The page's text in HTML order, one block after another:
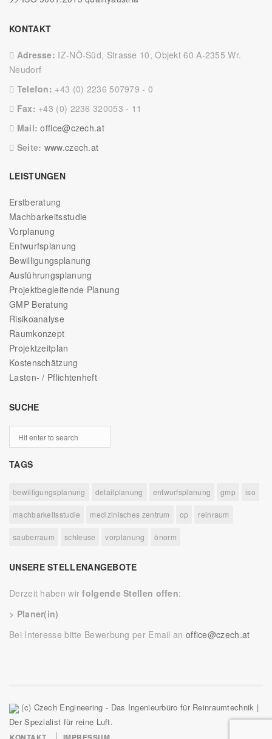
KONTAKT
Adresse: IZ-NÖ-Süd, Strasse 10, Objekt 60 A-2355 Wr.
Neudorf
Telefon: +43 (0) 2236 507979 - 0
Fax: +43 (0) 2236 320053 - 11
Mail:office@czech.at
Seite: www.czech.at
LEISTUNGEN
Erstberatung
Machbarkeitsstudie
Vorplanung
Entwurfsplanung
Bewilligungsplanung
Ausführungsplanung
Projektbegleitende Planung
GMP Beratung
Risikoanalyse
Raumkonzept
Projektzeitplan
Kostenschätzung
Lasten- / Pflichtenheft
SUCHE
TAGS
bewilligungsplanung detailplanung entwurfsplanung gmp iso
machbarkeitsstudie medizinisches zentrum op reinraum
sauberraum schleuse vorplanung önorm
UNSERE STELLENANGEBOTE
Derzeit haben wirfolgende Stellen offen:
> Planer(in)
Bei Interesse bitte Bewerbung per Email an office@czech.at
(c) Czech Engineering - Das Ingenieurbüro für Reinraumtechnik |
Der Spezialist für reine Luft.